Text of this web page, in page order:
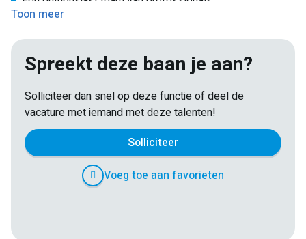
Marktconform salaris en goede secundaire
arbeidsvoorwaarden.
Toon meer
Spreekt deze baan je aan?
Solliciteer dan snel op deze functie of deel de
vacature met iemand met deze talenten!
Solliciteer
Voeg toe aan favorieten